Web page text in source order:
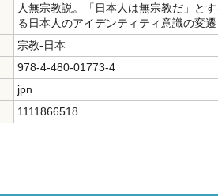
人無宗教説。「日本人は無宗教だ」と
る日本人のアイデンティティ意識の変
宗教-日本
978-4-480-01773-4
jpn
1111866518